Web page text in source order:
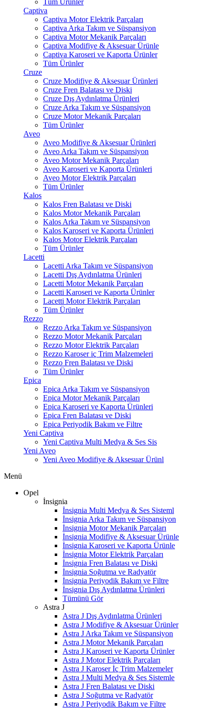
Tüm Ürünler
Captiva
Captiva Motor Elektrik Parçaları
Captiva Arka Takım ve Süspansiyon
Captiva Motor Mekanik Parçaları
Captiva Modifiye & Aksesuar Ürünle
Captiva Karoseri ve Kaporta Ürünler
Tüm Ürünler
Cruze
Cruze Modifiye & Aksesuar Ürünleri
Cruze Fren Balatası ve Diski
Cruze Dış Aydınlatma Ürünleri
Cruze Arka Takım ve Süspansiyon
Cruze Motor Mekanik Parçaları
Tüm Ürünler
Aveo
Aveo Modifiye & Aksesuar Ürünleri
Aveo Arka Takım ve Süspansiyon
Aveo Motor Mekanik Parçaları
Aveo Karoseri ve Kaporta Ürünleri
Aveo Motor Elektrik Parçaları
Tüm Ürünler
Kalos
Kalos Fren Balatası ve Diski
Kalos Motor Mekanik Parçaları
Kalos Arka Takım ve Süspansiyon
Kalos Karoseri ve Kaporta Ürünleri
Kalos Motor Elektrik Parçaları
Tüm Ürünler
Lacetti
Lacetti Arka Takım ve Süspansiyon
Lacetti Dış Aydınlatma Ürünleri
Lacetti Motor Mekanik Parçaları
Lacetti Karoseri ve Kaporta Ürünler
Lacetti Motor Elektrik Parçaları
Tüm Ürünler
Rezzo
Rezzo Arka Takım ve Süspansiyon
Rezzo Motor Mekanik Parçaları
Rezzo Motor Elektrik Parçaları
Rezzo Karoser iç Trim Malzemeleri
Rezzo Fren Balatası ve Diski
Tüm Ürünler
Epica
Epica Arka Takım ve Süspansiyon
Epica Motor Mekanik Parçaları
Epica Karoseri ve Kaporta Ürünleri
Epica Fren Balatası ve Diski
Epica Periyodik Bakım ve Filtre
Yeni Captiva
Yeni Captiva Multi Medya & Ses Sis
Yeni Aveo
Yeni Aveo Modifiye & Aksesuar Ürünl
Menü
Opel
İnsignia
İnsignia Multi Medya & Ses Sisteml
İnsignia Arka Takım ve Süspansiyon
İnsignia Motor Mekanik Parçaları
İnsignia Modifiye & Aksesuar Ürünle
İnsignia Karoseri ve Kaporta Ürünle
İnsignia Motor Elektrik Parçaları
İnsignia Fren Balatası ve Diski
İnsignia Soğutma ve Radyatör
İnsignia Periyodik Bakım ve Filtre
İnsignia Dış Aydınlatma Ürünleri
Tümünü Gör
Astra J
Astra J Dış Aydınlatma Ürünleri
Astra J Modifiye & Aksesuar Ürünler
Astra J Arka Takım ve Süspansiyon
Astra J Motor Mekanik Parçaları
Astra J Karoseri ve Kaporta Ürünler
Astra J Motor Elektrik Parçaları
Astra J Karoser İç Trim Malzemeler
Astra J Multi Medya & Ses Sistemle
Astra J Fren Balatası ve Diski
Astra J Soğutma ve Radyatör
Astra J Periyodik Bakım ve Filtre